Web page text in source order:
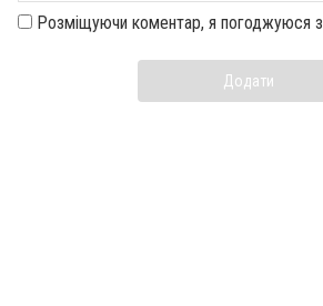
Розміщуючи коментар, я погоджуюся з
Додати